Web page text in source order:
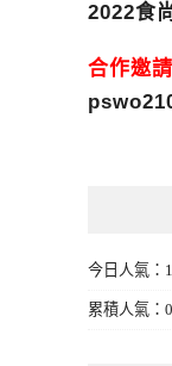
2022食
合作邀
今日人氣：
累積人氣：0